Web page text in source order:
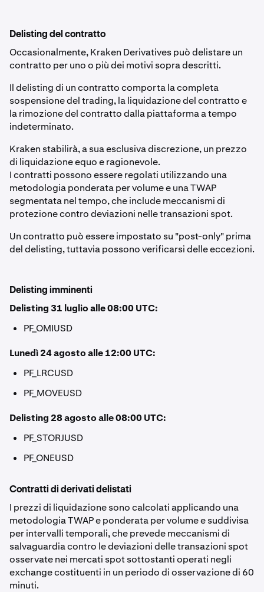
Delisting del contratto
Occasionalmente, Kraken Derivatives può delistare un
contratto per uno o più dei motivi sopra descritti.
Il delisting di un contratto comporta la completa
sospensione del trading, la liquidazione del contratto e
la rimozione del contratto dalla piattaforma a tempo
indeterminato.
Kraken stabilirà, a sua esclusiva discrezione, un prezzo
di liquidazione equo e ragionevole.
I contratti possono essere regolati utilizzando una
metodologia ponderata per volume e una TWAP
segmentata nel tempo, che include meccanismi di
protezione contro deviazioni nelle transazioni spot.
Un contratto può essere impostato su "post-only" prima
del delisting, tuttavia possono verificarsi delle eccezioni.
Delisting imminenti
Delisting 31 luglio alle 08:00 UTC:
PF_OMIUSD
Lunedì 24 agosto alle 12:00 UTC:
PF_LRCUSD
PF_MOVEUSD
Delisting 28 agosto alle 08:00 UTC:
PF_STORJUSD
PF_ONEUSD
Contratti di derivati delistati
I prezzi di liquidazione sono calcolati applicando una
metodologia TWAP e ponderata per volume e suddivisa
per intervalli temporali, che prevede meccanismi di
salvaguardia contro le deviazioni delle transazioni spot
osservate nei mercati spot sottostanti operati negli
exchange costituenti in un periodo di osservazione di 60
minuti.